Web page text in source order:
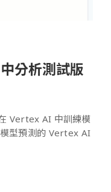
分析測試版
Vertex AI 中訓練模
型預測的 Vertex AI